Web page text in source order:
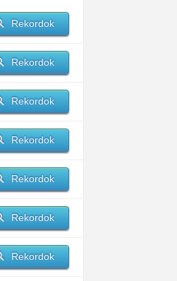
Rekordok
Rekordok
Rekordok
Rekordok
Rekordok
Rekordok
Rekordok